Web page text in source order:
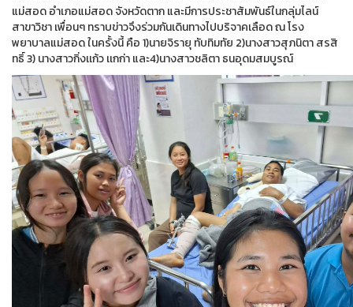
แม่สอด อำเภอแม่สอด จังหวัดตาก และมีการประชาสัมพันธ์ในกลุ่มไลน์
สาขาวิชา เพื่อนๆ ทราบข่าวจึงร่วมกันเดินทางไปบริจาคเลือด ณ โรง
พยาบาลแม่สอด ในครั้งนี้ คือ 1)นายจิรายุ ทับทิมทัย 2)นางสาวสุภนิตา สรสิ
ทธิ์ 3) นางสาวกิ่งเเก้ว เเกก่า และ4)นางสาวชลิตา ธนอุดมสมบูรณ์